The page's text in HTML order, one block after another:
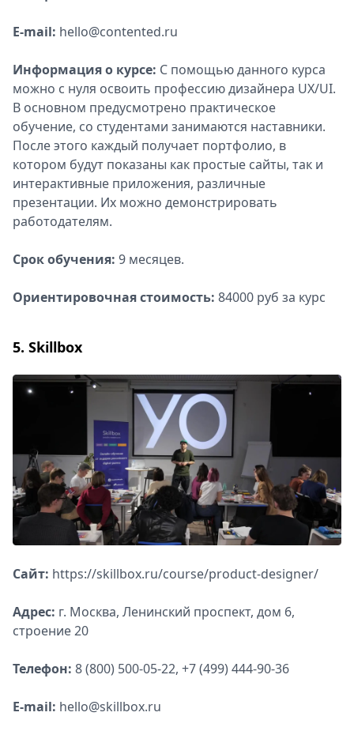
E-mail: hello@contented.ru
Информация о курсе: С помощью данного курса
можно с нуля освоить профессию дизайнера UX/UI.
В основном предусмотрено практическое
обучение, со студентами занимаются наставники.
После этого каждый получает портфолио, в
котором будут показаны как простые сайты, так и
интерактивные приложения, различные
презентации. Их можно демонстрировать
работодателям.
Срок обучения: 9 месяцев.
Ориентировочная стоимость: 84000 руб за курс
5. Skillbox
Сайт: https://skillbox.ru/course/product-designer/
Адрес: г. Москва, Ленинский проспект, дом 6,
строение 20
Телефон: 8 (800) 500-05-22, +7 (499) 444-90-36
E-mail: hello@skillbox.ru